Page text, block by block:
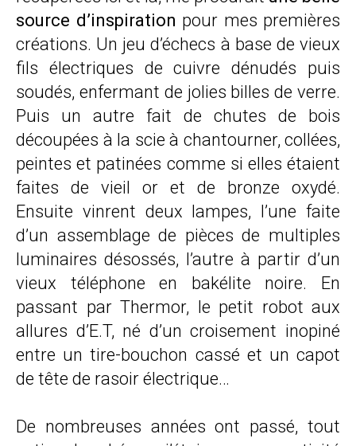
source d’inspiration pour mes premières
créations. Un jeu d’échecs à base de vieux
fils électriques de cuivre dénudés puis
soudés, enfermant de jolies billes de verre.
Puis un autre fait de chutes de bois
découpées à la scie à chantourner, collées,
peintes et patinées comme si elles étaient
faites de vieil or et de bronze oxydé.
Ensuite vinrent deux lampes, l’une faite
d’un assemblage de pièces de multiples
luminaires désossés, l’autre à partir d’un
vieux téléphone en bakélite noire. En
passant par Thermor, le petit robot aux
allures d’E.T, né d’un croisement inopiné
entre un tire-bouchon cassé et un capot
de tête de rasoir électrique…
De nombreuses années ont passé, tout